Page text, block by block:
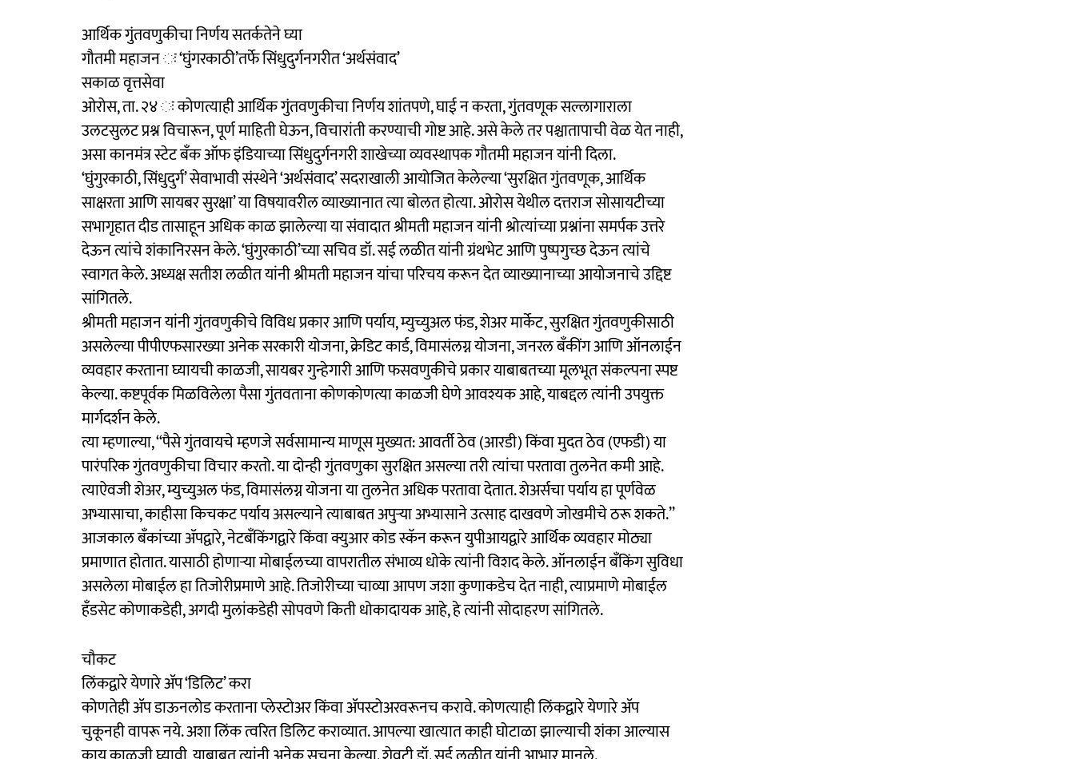
आर्थिक गुंतवणुकीचा निर्णय सतर्कतेने घ्या
गौतमी महाजन ः ‘घुंगरकाठी’तर्फे सिंधुदुर्गनगरीत ‘अर्थसंवाद’
सकाळ वृत्तसेवा
ओरोस, ता. २४ ः कोणत्याही आर्थिक गुंतवणुकीचा निर्णय शांतपणे, घाई न करता, गुंतवणूक सल्लागाराला
उलटसुलट प्रश्न विचारून, पूर्ण माहिती घेऊन, विचारांती करण्याची गोष्ट आहे. असे केले तर पश्चातापाची वेळ येत नाही,
असा कानमंत्र स्टेट बँक ऑफ इंडियाच्या सिंधुदुर्गनगरी शाखेच्या व्यवस्थापक गौतमी महाजन यांनी दिला.
‘घुंगुरकाठी, सिंधुदुर्ग’ सेवाभावी संस्थेने ‘अर्थसंवाद’ सदराखाली आयोजित केलेल्या ‘सुरक्षित गुंतवणूक, आर्थिक
साक्षरता आणि सायबर सुरक्षा’ या विषयावरील व्याख्यानात त्या बोलत होत्या. ओरोस येथील दत्तराज सोसायटीच्या
सभागृहात दीड तासाहून अधिक काळ झालेल्या या संवादात श्रीमती महाजन यांनी श्रोत्यांच्या प्रश्नांना समर्पक उत्तरे
देऊन त्यांचे शंकानिरसन केले. ‘घुंगुरकाठी’च्या सचिव डॉ. सई लळीत यांनी ग्रंथभेट आणि पुष्पगुच्छ देऊन त्यांचे
स्वागत केले. अध्यक्ष सतीश लळीत यांनी श्रीमती महाजन यांचा परिचय करून देत व्याख्यानाच्या आयोजनाचे उद्दिष्ट
सांगितले.
श्रीमती महाजन यांनी गुंतवणुकीचे विविध प्रकार आणि पर्याय, म्युच्युअल फंड, शेअर मार्केट, सुरक्षित गुंतवणुकीसाठी
असलेल्या पीपीएफसारख्या अनेक सरकारी योजना, क्रेडिट कार्ड, विमासंलग्न योजना, जनरल बँकींग आणि ऑनलाईन
व्यवहार करताना घ्यायची काळजी, सायबर गुन्हेगारी आणि फसवणुकीचे प्रकार याबाबतच्या मूलभूत संकल्पना स्पष्ट
केल्या. कष्टपूर्वक मिळविलेला पैसा गुंतवताना कोणकोणत्या काळजी घेणे आवश्यक आहे, याबद्दल त्यांनी उपयुक्त
मार्गदर्शन केले.
त्या म्हणाल्या, ‘‘पैसे गुंतवायचे म्हणजे सर्वसामान्य माणूस मुख्यत: आवर्ती ठेव (आरडी) किंवा मुदत ठेव (एफडी) या
पारंपरिक गुंतवणुकीचा विचार करतो. या दोन्ही गुंतवणुका सुरक्षित असल्या तरी त्यांचा परतावा तुलनेत कमी आहे.
त्याऐवजी शेअर, म्युच्युअल फंड, विमासंलग्न योजना या तुलनेत अधिक परतावा देतात. शेअर्सचा पर्याय हा पूर्णवेळ
अभ्यासाचा, काहीसा किचकट पर्याय असल्याने त्याबाबत अपुऱ्या अभ्यासाने उत्साह दाखवणे जोखमीचे ठरू शकते.’’
आजकाल बँकांच्या ॲपद्वारे, नेटबँकिंगद्वारे किंवा क्युआर कोड स्कॅन करून युपीआयद्वारे आर्थिक व्यवहार मोठ्या
प्रमाणात होतात. यासाठी होणाऱ्या मोबाईलच्या वापरातील संभाव्य धोके त्यांनी विशद केले. ऑनलाईन बँकिंग सुविधा
असलेला मोबाईल हा तिजोरीप्रमाणे आहे. तिजोरीच्या चाव्या आपण जशा कुणाकडेच देत नाही, त्याप्रमाणे मोबाईल
हँडसेट कोणाकडेही, अगदी मुलांकडेही सोपवणे किती धोकादायक आहे, हे त्यांनी सोदाहरण सांगितले.
चौकट
लिंकद्वारे येणारे ॲप ‘डिलिट’ करा
कोणतेही ॲप डाऊनलोड करताना प्लेस्टोअर किंवा ॲपस्टोअरवरूनच करावे. कोणत्याही लिंकद्वारे येणारे ॲप
चुकूनही वापरू नये. अशा लिंक त्वरित डिलिट कराव्यात. आपल्या खात्यात काही घोटाळा झाल्याची शंका आल्यास